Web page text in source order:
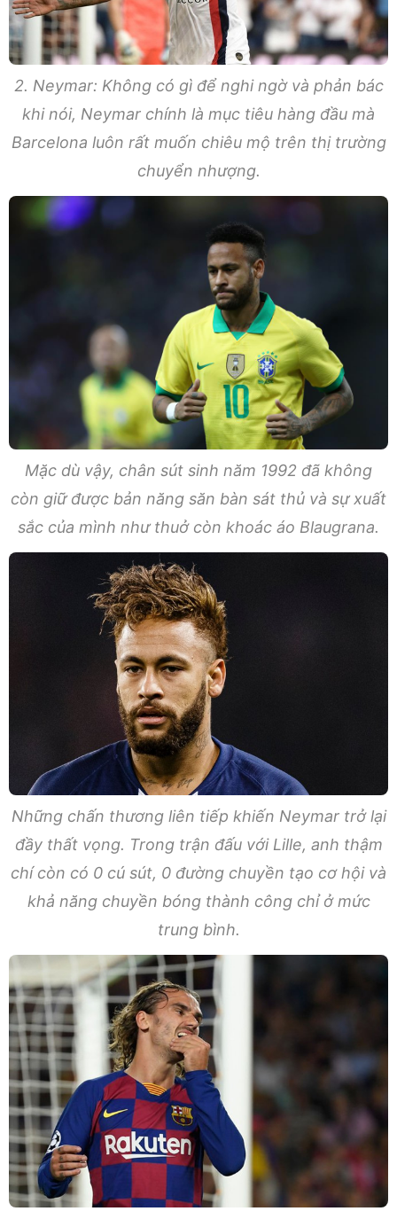
2. Neymar: Không có gì để nghi ngờ và phản bác
khi nói, Neymar chính là mục tiêu hàng đầu mà
Barcelona luôn rất muốn chiêu mộ trên thị trường
chuyển nhượng.
Mặc dù vậy, chân sút sinh năm 1992 đã không
còn giữ được bản năng săn bàn sát thủ và sự xuất
sắc của mình như thuở còn khoác áo Blaugrana.
Những chấn thương liên tiếp khiến Neymar trở lại
đầy thất vọng. Trong trận đấu với Lille, anh thậm
chí còn có 0 cú sút, 0 đường chuyền tạo cơ hội và
khả năng chuyền bóng thành công chỉ ở mức
trung bình.